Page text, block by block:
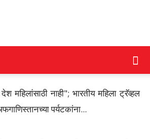
DAINIK
JILHA
महिलांसाठी नाही"; भारतीय महिला ट्रॅव्हल
पर्यटकांना...